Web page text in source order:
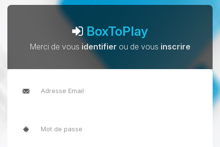
BoxToPlay
Merci de vous identifier ou de vous inscrire